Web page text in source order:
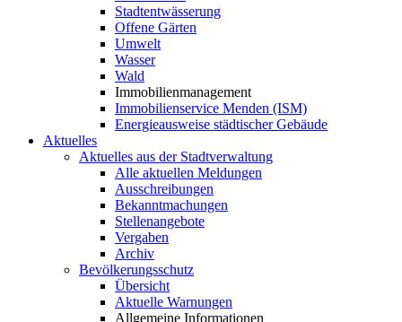
Stadtentwässerung
Offene Gärten
Umwelt
Wasser
Wald
Immobilienmanagement
Immobilienservice Menden (ISM)
Energieausweise städtischer Gebäude
Aktuelles
Aktuelles aus der Stadtverwaltung
Alle aktuellen Meldungen
Ausschreibungen
Bekanntmachungen
Stellenangebote
Vergaben
Archiv
Bevölkerungsschutz
Übersicht
Aktuelle Warnungen
Allgemeine Informationen